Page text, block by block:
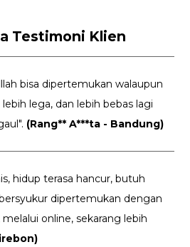
Testimoni Klien
bisa dipertemukan walaupun
lega, dan lebih bebas lagi
(Rang** A***ta - Bandung)
hidup terasa hancur, butuh
dipertemukan dengan
online, sekarang lebih